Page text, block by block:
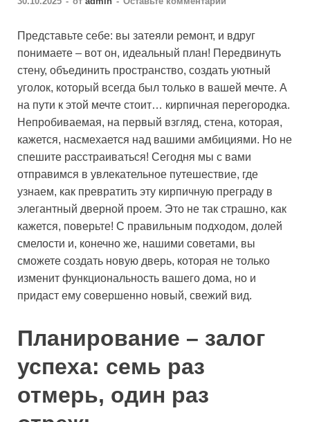
Представьте себе: вы затеяли ремонт, и вдруг
понимаете – вот он, идеальный план! Передвинуть
стену, объединить пространство, создать уютный
уголок, который всегда был только в вашей мечте. А
на пути к этой мечте стоит… кирпичная перегородка.
Непробиваемая, на первый взгляд, стена, которая,
кажется, насмехается над вашими амбициями. Но не
спешите расстраиваться! Сегодня мы с вами
отправимся в увлекательное путешествие, где
узнаем, как превратить эту кирпичную преграду в
элегантный дверной проем. Это не так страшно, как
кажется, поверьте! С правильным подходом, долей
смелости и, конечно же, нашими советами, вы
сможете создать новую дверь, которая не только
изменит функциональность вашего дома, но и
придаст ему совершенно новый, свежий вид.
Планирование – залог
успеха: семь раз
отмерь, один раз